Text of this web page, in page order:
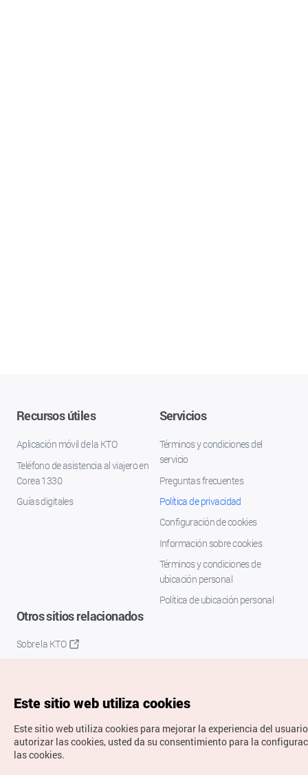
Recursos útiles
Aplicación móvil de la KTO
Teléfono de asistencia al viajero en
Corea 1330
Guías digitales
Servicios
Términos y condiciones del
servicio
Preguntas frecuentes
Política de privacidad
Configuración de cookies
Información sobre cookies
Términos y condiciones de
ubicación personal
Política de ubicación personal
Otros sitios relacionados
Sobre la KTO
Este sitio web utiliza cookies
Este sitio web utiliza cookies para mejorar la experiencia del
autorizar las cookies, usted da su consentimiento para la
las cookies.